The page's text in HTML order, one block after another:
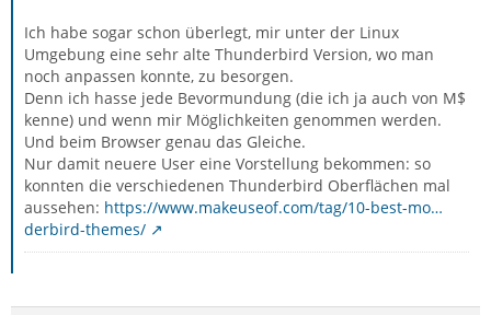
Ich habe sogar schon überlegt, mir unter der Linux
Umgebung eine sehr alte Thunderbird Version, wo man
noch anpassen konnte, zu besorgen.
Denn ich hasse jede Bevormundung (die ich ja auch von M$
kenne) und wenn mir Möglichkeiten genommen werden.
Und beim Browser genau das Gleiche.
Nur damit neuere User eine Vorstellung bekommen: so
konnten die verschiedenen Thunderbird Oberflächen mal
aussehen: https://www.makeuseof.com/tag/10-best-mo…
derbird-themes/